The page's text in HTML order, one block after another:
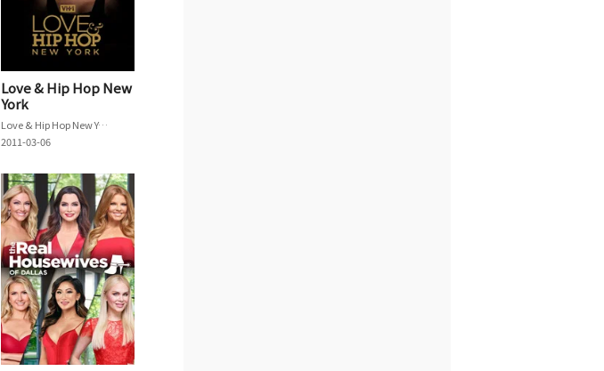
Love & Hip Hop New
York
Love & Hip Hop New York
2011-03-06